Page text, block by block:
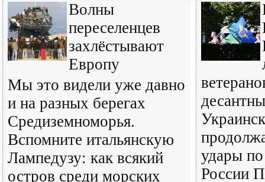
Волны
переселенцев
захлёстывают
Европу
Мы это видели уже давно
и на разных берегах
Средиземноморья.
Вспомните итальянскую
Лампедузу: как всякий
остров среди морских
удары
России